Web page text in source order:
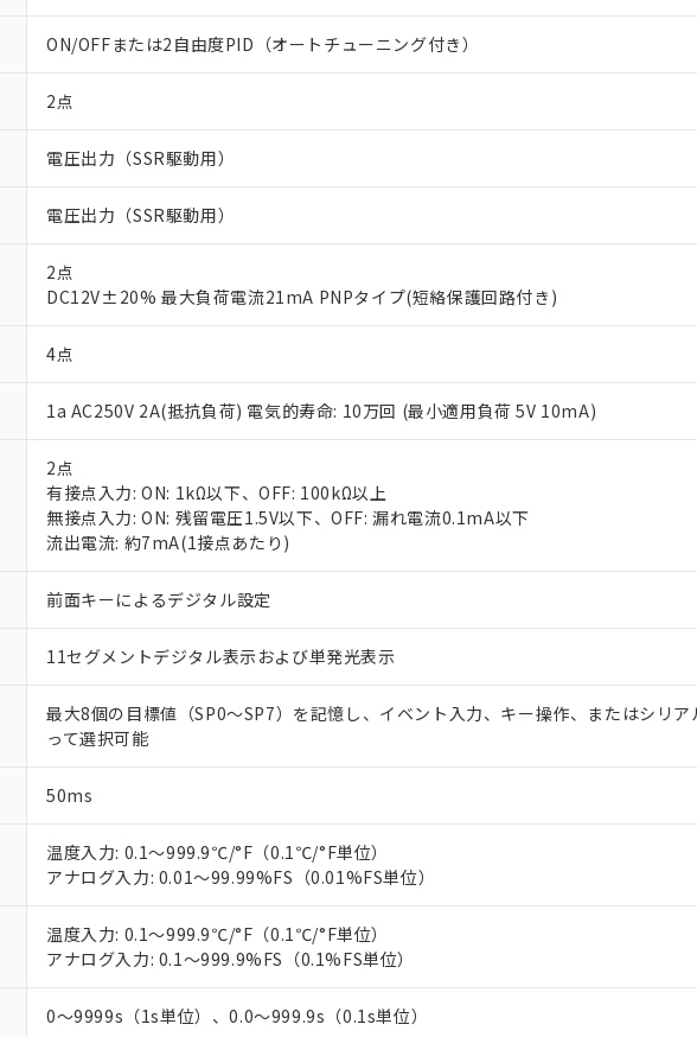
ON/OFFまたは2自由度PID（オートチューニング付き）
2点
電圧出力（SSR駆動用）
電圧出力（SSR駆動用）
2点
DC12V±20% 最大負荷電流21mA PNPタイプ(短絡保護回路付き)
4点
1a AC250V 2A(抵抗負荷) 電気的寿命: 10万回 (最小適用負荷 5V 10mA)
2点
有接点入力: ON: 1kΩ以下、OFF: 100kΩ以上
無接点入力: ON: 残留電圧1.5V以下、OFF: 漏れ電流0.1mA以下
流出電流: 約7mA(1接点あたり)
前面キーによるデジタル設定
11セグメントデジタル表示および単発光表示
最大8個の目標値（SP0～SP7）を記憶し、イベント入力、キー操作、またはシリア
って選択可能
50ms
温度入力: 0.1～999.9℃/°F（0.1℃/°F単位）
アナログ入力: 0.01～99.99%FS（0.01%FS単位）
温度入力: 0.1～999.9℃/°F（0.1℃/°F単位）
アナログ入力: 0.1～999.9%FS（0.1%FS単位）
0～9999s（1s単位）、0.0～999.9s（0.1s単位）
ご利用条件
以下の条件をお読みいただき、同意のうえご利用ください。
本サービスは、当社制御機器事業取扱商品の当社在庫状況および標準価格(税抜)を
くものです。
当社制御機器事業取扱商品の中には、本サービスの対象外となる商品もあることを
在庫状況および標準価格照会結果は、記載している更新日時点での社内データに基
のであり、閲覧された時点での実際の在庫および標準価格とは異なる場合があるこ
正式な納期状況および標準価格はお客様のお取引先、またはお客様担当のオムロン
当社販売員にご相談ください。
在庫状況および標準価格結果を当社の事前の承諾なく第三者に漏洩または開示しな
す。
マイパーツ機能（部品リスト作成サービス）をご利用いただくには、I-Webメンバ
ている必要があります。
お客様が当ウェブサイト上で当社にご登録された部品リストについて、当社および
が、当社の製品・サービスに関するお客様との取引・商談に必要な範囲で利用する
さい。
※1 対応状況
対応済み：EU RoHS指令（10物質）の非含有に対応した製品が提供可能な商品です
対応予定：EU RoHS指令（10物質）の非含有に対応した製品に切り替える予定のある商
対応予定なし：EU RoHS指令（10物質）の非含有に非対応の商品で、対応品を出す予
調査・確認中：EU RoHS指令（10物質）の非含有の対応状況を調査中または確認中の商
非該当品：ライセンス料など無形物で、有害物質有無と関係のない商品です。
仕入先様の事情により、非含有部品としていたものが、含有品と判明した場合などやむ
*EU RoHS指令（10物質）：
鉛(Pb) 1000ppm以下、 水銀(Hg) 1000ppm以下、 カドミウム(Cd) 100ppm以下、
六価クロム(Cr(Ⅵ)) 1000ppm以下、ポリ臭化ビフェニル類(PBB) 1000ppm以下、ポリ臭化ジフェニルエーテル類
フタル酸ビス(2-エチルヘキシル) (DEHP)(別名：DOP) 1000ppm以下、フタル酸ブチルベンジル（BBP）
ル（DBP） 1000ppm以下、フタル酸ジイソブチル (DIBP) 1000ppm以下
但し、RoHS指令で産業用監視および制御機器に対する適用除外項目は除く。
フタル酸エステル類の４物質については閾値を超える意図的な使用がないことを確認しています。
※2 対応予定月
部品在庫の切り替え状況などにより、予定月が前後することがあります。
※3 非含有証明書ダウンロード
下記の非含有証明書をダウンロードすることができます。
※1 中国RoHS○×表
「○」：最大均質材料含有率が中国RoHSの基準値以下であることを示します。
「×」：最大均質材料含有率が中国RoHSの基準値を超えていることを示します。
「－」：未確認です。当社販売部門へお問い合わせください。
Pb(鉛) :1000ppm、 Hg(水銀) : 1000ppm、 Cd(カドミウム) : 100ppm、
Cr(Ⅵ)(六価クロム) : 1000ppm、 PBBs(ポリ臭化ビフェニル類) : 1000ppm、 PBDEs(ポリ臭化ジフェニルエーテ
DEHP(フタル酸ビス(2-エチルヘキシル)) : 1000ppm
※2 環境保護使用期限
「ｅ」：有害物質（10物質）のすべてが基準値以下であることを示します。
味します。
「－」：未確認です。当社販売部門へお問い合わせください。
当社は、これら貴社製品のうち、外国為替および外国貿易法に定める商品（以下｢
う）を輸出または国外への提供する場合は、日本国政府の輸出許可(または役務取
などの必要な手続きをとります。
当社は規制貨物を破棄する場合は、完全に破砕するなど、違法に輸出されないよう
ます。
当社は貴社製品を、核兵器、ミサイル、化学兵器、生物兵器またはその他武器並び
置等に一切使用いたしません。
たしません。
合意する キャンセル
記
説明
○ 一定数以上の在庫あり
△
－
在庫なし(最新の在庫状況については、お客様のお取引先、またはお客様担当
機器販売店・当社販売員にご確認ください)
空
白
受注生産機種、また在庫状況の情報を公開していない機種